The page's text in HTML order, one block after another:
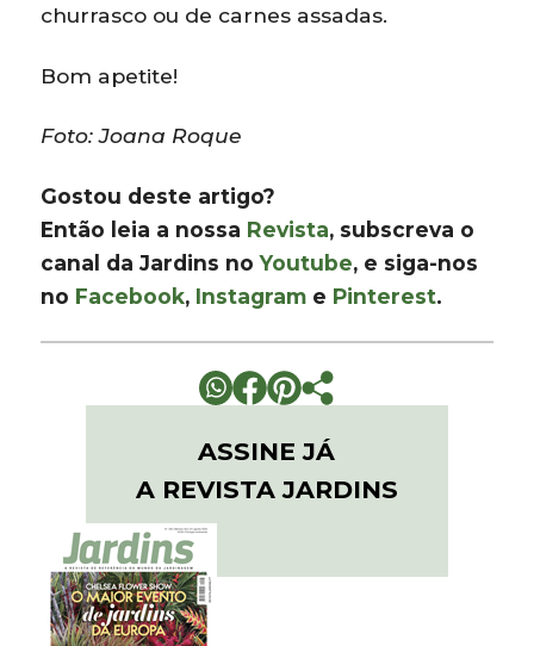
churrasco ou de carnes assadas.
Bom apetite!
Foto: Joana Roque
Gostou deste artigo?
Então leia a nossa Revista, subscreva o
canal da Jardins noYoutube, e siga-nos
no Facebook, Instagram e Pinterest.
ASSINE JÁ
A REVISTA JARDINS